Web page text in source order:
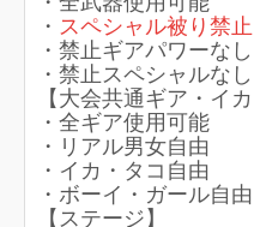
・ スペシャル被り禁止
・禁止ギアパワーなし
・禁止スペシャルなし
【大会共通ギア・イ
・全ギア使用可能
・リアル男女自由
・イカ・タコ自由
・ボーイ・ガール自由
【ステージ】